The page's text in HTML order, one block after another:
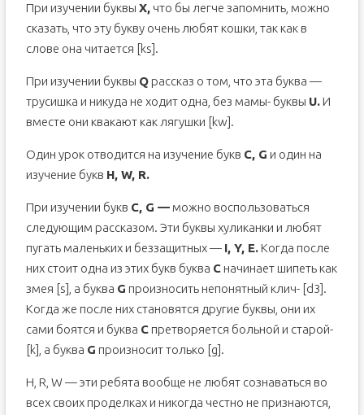
При изучении буквы X,что бы легче запомнить, можно
сказать, что эту букву очень любят кошки, так как в
слове она читается [ks].
При изучении буквы Qрассказ о том, что эта буква —
трусишка и никуда не ходит одна, без мамы- буквы U.И
вместе они квакают как лягушки [kw].
Один урок отводится на изучение букв C, G и один на
изучение букв H, W, R.
При изучении букв C, G —можно воспользоваться
следующим рассказом. Эти буквы хуликанки и любят
пугать маленьких и беззащитных — I, Y, E.Когда после
них стоит одна из этих букв буква Cначинает шипеть как
змея [s], а буква G произносить непонятный клич- [d3].
Когда же после них становятся другие буквы, они их
сами боятся и буква Cпретворяется больной и старой-
[k], а буква G произносит только [g].
H, R, W — эти ребята вообще не любят сознаваться во
всех своих проделках и никогда честно не признаются,